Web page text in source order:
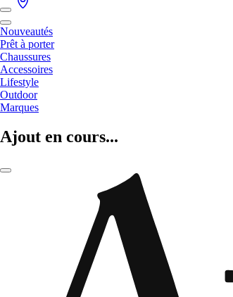
Nouveautés
Prêt à porter
Chaussures
Accessoires
Lifestyle
Outdoor
Marques
Ajout en cours...